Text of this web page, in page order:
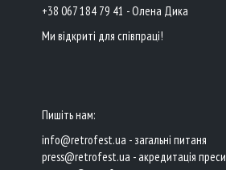
+38 067 184 79 41 - Олена Дика
Ми відкриті для співпраці!
Пишіть нам:
info@retrofest.ua - загальні питаня
press@retrofest.ua - акредитація преси